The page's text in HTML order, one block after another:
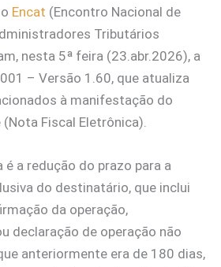
Encat (Encontro Nacional de
Tributários
nesta 5ª feira (23.abr.2026), a
– Versão 1.60, que atualiza
à manifestação do
Fiscal Eletrônica).
é a redução do prazo para a
do destinatário, que inclui
da operação,
declaração de operação não
anteriormente era de 180 dias,